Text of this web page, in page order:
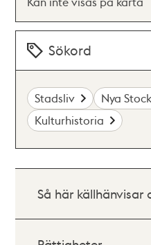
Sökord
Stadsliv Nya
Kulturhistoria
Så här källhänvisar